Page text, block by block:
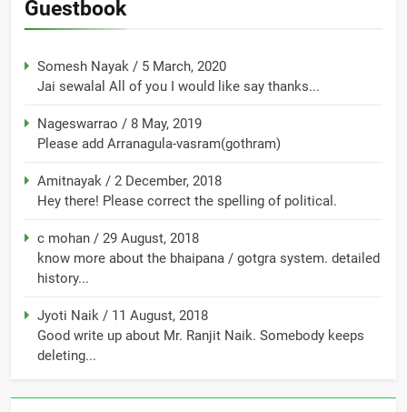
Guestbook
Somesh Nayak / 5 March, 2020
Jai sewalal All of you I would like say thanks...
Nageswarrao / 8 May, 2019
Please add Arranagula-vasram(gothram)
Amitnayak / 2 December, 2018
Hey there! Please correct the spelling of political.
c mohan / 29 August, 2018
know more about the bhaipana / gotgra system. detailed
history...
Jyoti Naik / 11 August, 2018
Good write up about Mr. Ranjit Naik. Somebody keeps
deleting...